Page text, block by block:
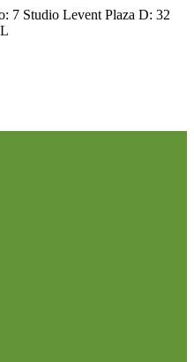
7 Studio Levent Plaza D: 32